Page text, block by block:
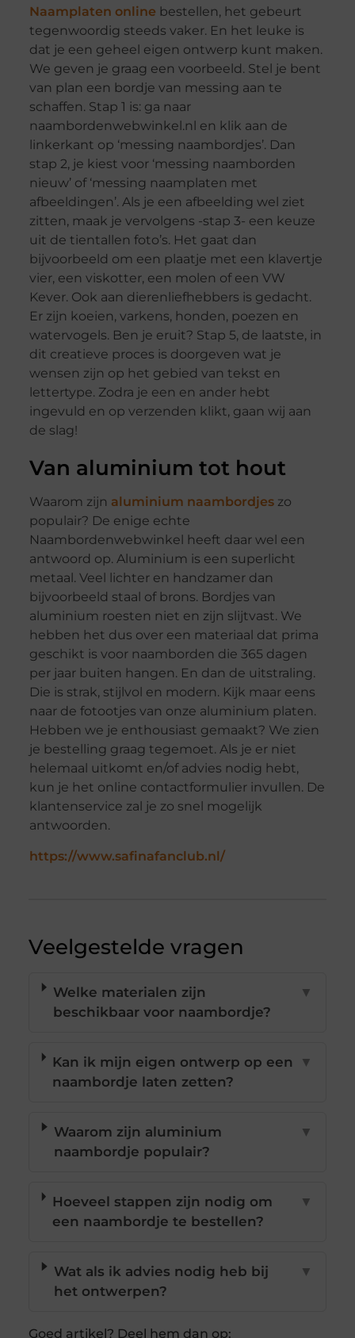
Naamplaten online bestellen, het gebeurt
tegenwoordig steeds vaker. En het leuke is
dat je een geheel eigen ontwerp kunt maken.
We geven je graag een voorbeeld. Stel je bent
van plan een bordje van messing aan te
schaffen. Stap 1 is: ga naar
naambordenwebwinkel.nl en klik aan de
linkerkant op ‘messing naambordjes’. Dan
stap 2, je kiest voor ‘messing naamborden
nieuw’ of ‘messing naamplaten met
afbeeldingen’. Als je een afbeelding wel ziet
zitten, maak je vervolgens -stap 3- een keuze
uit de tientallen foto’s. Het gaat dan
bijvoorbeeld om een plaatje met een klavertje
vier, een viskotter, een molen of een VW
Kever. Ook aan dierenliefhebbers is gedacht.
Er zijn koeien, varkens, honden, poezen en
watervogels. Ben je eruit? Stap 5, de laatste, in
dit creatieve proces is doorgeven wat je
wensen zijn op het gebied van tekst en
lettertype. Zodra je een en ander hebt
ingevuld en op verzenden klikt, gaan wij aan
de slag!
Van aluminium tot hout
Waarom zijn aluminium naambordjeszo
populair? De enige echte
Naambordenwebwinkel heeft daar wel een
antwoord op. Aluminium is een superlicht
metaal. Veel lichter en handzamer dan
bijvoorbeeld staal of brons. Bordjes van
aluminium roesten niet en zijn slijtvast. We
hebben het dus over een materiaal dat prima
geschikt is voor naamborden die 365 dagen
per jaar buiten hangen. En dan de uitstraling.
Die is strak, stijlvol en modern. Kijk maar eens
naar de fotootjes van onze aluminium platen.
Hebben we je enthousiast gemaakt? We zien
je bestelling graag tegemoet. Als je er niet
helemaal uitkomt en/of advies nodig hebt,
kun je het online contactformulier invullen. De
klantenservice zal je zo snel mogelijk
antwoorden.
https://www.safinafanclub.nl/
Veelgestelde vragen
Welke materialen zijn
beschikbaar voor naambordje?
▼
Kan ik mijn eigen ontwerp op een
naambordje laten zetten?
▼
Waarom zijn aluminium
naambordje populair?
▼
Hoeveel stappen zijn nodig om
een naambordje te bestellen?
▼
Wat als ik advies nodig heb bij
het ontwerpen?
▼
Goed artikel? Deel hem dan op: